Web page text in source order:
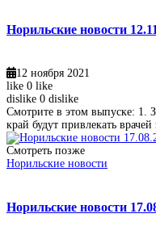
Норильские новости
12 ноября 2021
like 0 like
dislike 0 dislike
Смотрите в этом выпуске: 1.
край будут привлекать
Смотреть позже
Норильские новости
Норильские новости